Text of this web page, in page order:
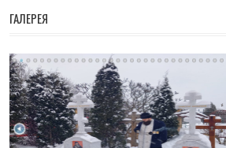
ГАЛЕРЕЯ